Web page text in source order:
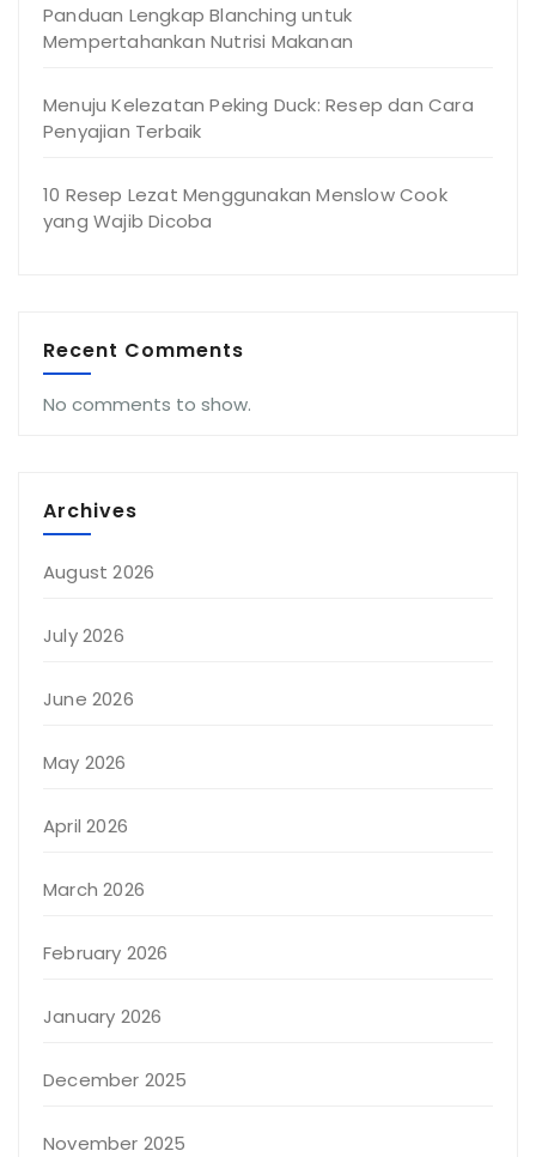
Panduan Lengkap Blanching untuk
Mempertahankan Nutrisi Makanan
Menuju Kelezatan Peking Duck: Resep dan Cara
Penyajian Terbaik
10 Resep Lezat Menggunakan Menslow Cook
yang Wajib Dicoba
Recent Comments
No comments to show.
Archives
August 2026
July 2026
June 2026
May 2026
April 2026
March 2026
February 2026
January 2026
December 2025
November 2025